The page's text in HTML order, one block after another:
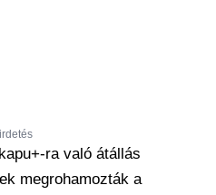
ra való átállás
megrohamozták a